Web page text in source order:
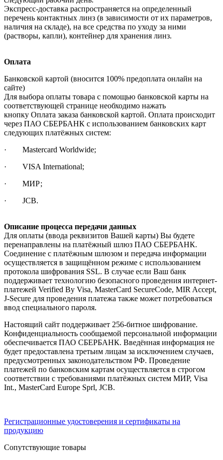
Экспресс-доставка распространяется на определенный
перечень контактных линз (в зависимости от их параметров,
наличия на складе), на все средства по уходу за ними
(растворы, капли), контейнер для хранения линз.
Оплата
Банковской картой (вносится 100% предоплата онлайн на
сайте)
Для выбора оплаты товара с помощью банковской карты на
соответствующей странице необходимо нажать
кнопку Оплата заказа банковской картой. Оплата происходит
через ПАО СБЕРБАНК с использованием банковских карт
следующих платёжных систем:
· Mastercard Worldwide;
· VISA International;
· МИР;
· JCB.
Описание процесса передачи данных
Для оплаты (ввода реквизитов Вашей карты) Вы будете
перенаправлены на платёжный шлюз ПАО СБЕРБАНК.
Соединение с платёжным шлюзом и передача информации
осуществляется в защищённом режиме с использованием
протокола шифрования SSL. В случае если Ваш банк
поддерживает технологию безопасного проведения интернет-
платежей Verified By Visa, MasterCard SecureCode, MIR Accept,
J-Secure для проведения платежа также может потребоваться
ввод специального пароля.
Настоящий сайт поддерживает 256-битное шифрование.
Конфиденциальность сообщаемой персональной информации
обеспечивается ПАО СБЕРБАНК. Введённая информация не
будет предоставлена третьим лицам за исключением случаев,
предусмотренных законодательством РФ. Проведение
платежей по банковским картам осуществляется в строгом
соответствии с требованиями платёжных систем МИР, Visa
Int., MasterCard Europe Sprl, JCB.
Регистрационные удостоверения и сертификаты на
продукцию
Сопутствующие товары